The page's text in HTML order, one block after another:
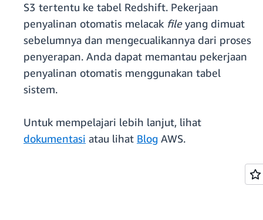
S3 tertentu ke tabel Redshift. Pekerjaan
penyalinan otomatis melacak fileyang dimuat
sebelumnya dan mengecualikannya dari proses
penyerapan. Anda dapat memantau pekerjaan
penyalinan otomatis menggunakan tabel
sistem.
Untuk mempelajari lebih lanjut, lihat
dokumentasi atau lihat Blog AWS.